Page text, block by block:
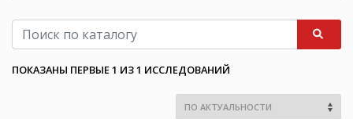
ПОКАЗАНЫ ПЕРВЫЕ 1 ИЗ 1 ИССЛЕДОВАНИЙ